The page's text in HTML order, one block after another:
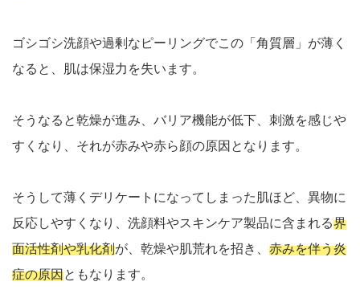
ゴシゴシ洗顔や過剰なピーリングでこの「角質層」が薄く
なると、肌は保湿力を失います。
そうなると乾燥が進み、バリア機能が低下、刺激を感じや
すくなり、それが赤みや赤ら顔の原因となります。
そうして薄くデリケートになってしまった肌ほど、異物に
反応しやすくなり、洗顔料やスキンケア製品に含まれる界
面活性剤や乳化剤が、乾燥や肌荒れを招き、 赤みを伴う炎
症の原因ともなります。